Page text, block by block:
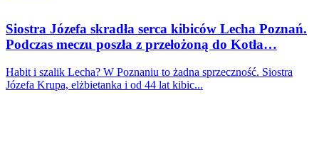
Siostra Józefa skradła serca kibiców Lecha Poznań.
Podczas meczu poszła z przełożoną do Kotła…
Habit i szalik Lecha? W Poznaniu to żadna sprzeczność. Siostra
Józefa Krupa, elżbietanka i od 44 lat kibic...